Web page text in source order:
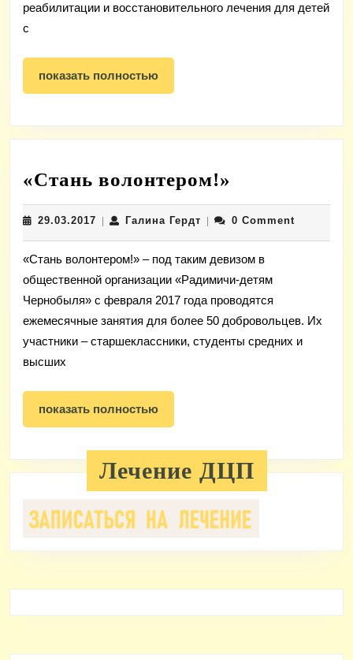
реабилитации и восстановительного лечения для детей
с
показать полностьюпоказать
полностью
«Стань волонтером!»
29.03.2017 29.03.2017Галина ГердтГалина0 Comment
«Стань волонтером!» – под таким девизом в
общественной организации «Радимичи-детям
Чернобыля» с февраля 2017 года проводятся
ежемесячные занятия для более 50 добровольцев. Их
участники – старшеклассники, студенты средних и
высших
показать полностьюпоказать
полностью
Лечение ДЦП